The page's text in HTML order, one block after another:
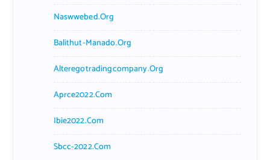
Naswwebed.org
Balithut-Manado.org
Alteregotradingcompany.org
Aprce2022.com
Ibie2022.com
Sbcc-2022.com